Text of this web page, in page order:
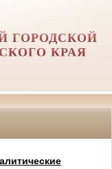
ГОРОДСКОЙ
КРАЯ